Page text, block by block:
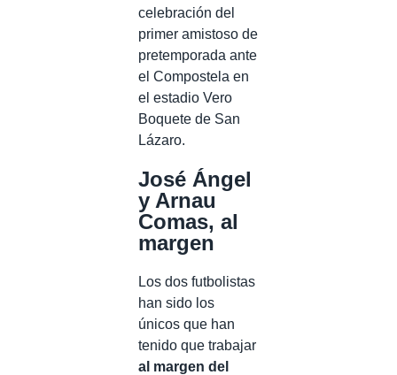
celebración del
primer amistoso de
pretemporada ante
el Compostela en
el estadio Vero
Boquete de San
Lázaro.
José Ángel
y Arnau
Comas, al
margen
Los dos futbolistas
han sido los
únicos que han
tenido que trabajar
al margen del